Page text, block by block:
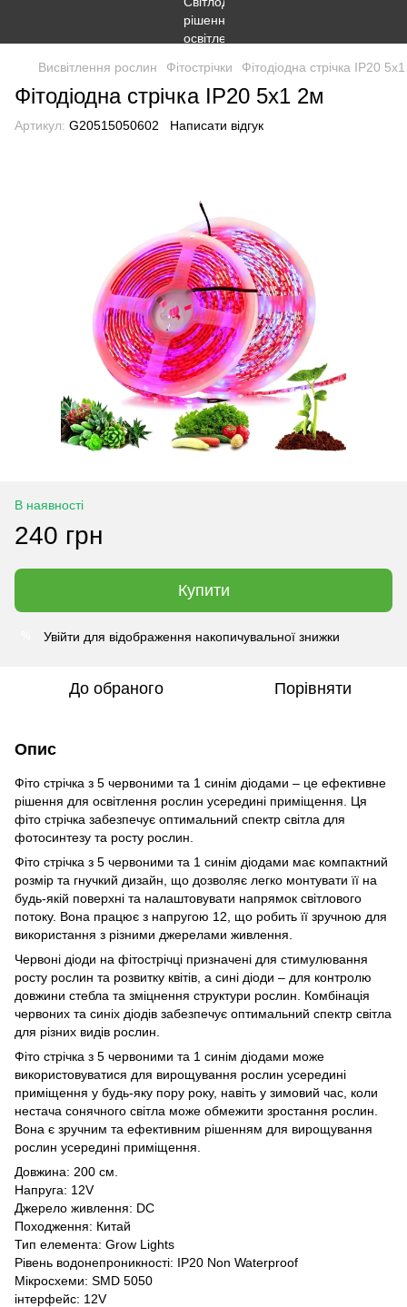
Висвітлення рослин Фітострічки Фітодіодна стрічка IP20
Фітодіодна стрічка IP20 5х1 2м
Артикул: G20515050602 Написати відгук
В наявності
240 грн
Купити
Увійти для відображення накопичувальної знижки
До обраного Порівняти
Опис
Фіто стрічка з 5 червоними та 1 синім діодами – це ефективне
рішення для освітлення рослин усередині приміщення. Ця
фіто стрічка забезпечує оптимальний спектр світла для
фотосинтезу та росту рослин.
Фіто стрічка з 5 червоними та 1 синім діодами має компактний
розмір та гнучкий дизайн, що дозволяє легко монтувати її на
будь-якій поверхні та налаштовувати напрямок світлового
потоку. Вона працює з напругою 12, що робить її зручною для
використання з різними джерелами живлення.
Червоні діоди на фітострічці призначені для стимулювання
росту рослин та розвитку квітів, а сині діоди – для контролю
довжини стебла та зміцнення структури рослин. Комбінація
червоних та синіх діодів забезпечує оптимальний спектр світла
для різних видів рослин.
Фіто стрічка з 5 червоними та 1 синім діодами може
використовуватися для вирощування рослин усередині
приміщення у будь-яку пору року, навіть у зимовий час, коли
нестача сонячного світла може обмежити зростання рослин.
Вона є зручним та ефективним рішенням для вирощування
рослин усередині приміщення.
Довжина: 200 см.
Напруга: 12V
Джерело живлення: DC
Походження: Китай
Тип елемента: Grow Lights
Рівень водонепроникності: IP20 Non Waterproof
Мікросхеми: SMD 5050
інтерфейс: 12V